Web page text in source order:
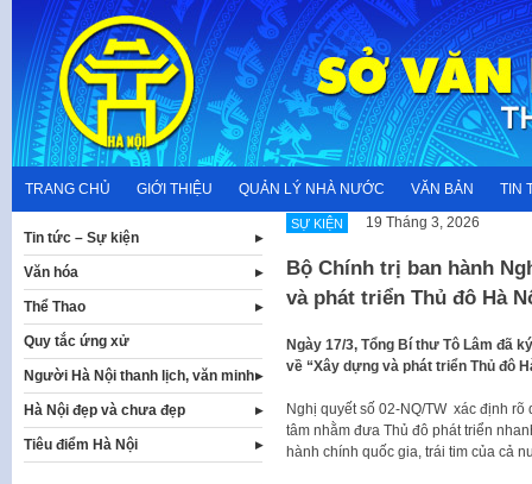
content
TRANG CHỦ GIỚI THIỆU QUẢN LÝ NHÀ NƯỚC VĂN BẢN TIN
SỰ KIỆN 19 Tháng 3, 2026
Bộ Chính trị ban hành
và phát triển Thủ đô Hà
Ngày 17/3, Tổng Bí thư Tô Lâm đã
về “Xây dựng và phát triển Thủ đô
Nghị quyết số 02-NQ/TW xác định
tâm nhằm đưa Thủ đô phát triển
hành chính quốc gia, trái tim của cả
Tin tức – Sự kiện
Văn hóa
Thể Thao
Quy tắc ứng xử
Người Hà Nội thanh lịch, văn minh
Hà Nội đẹp và chưa đẹp
Tiêu điểm Hà Nội